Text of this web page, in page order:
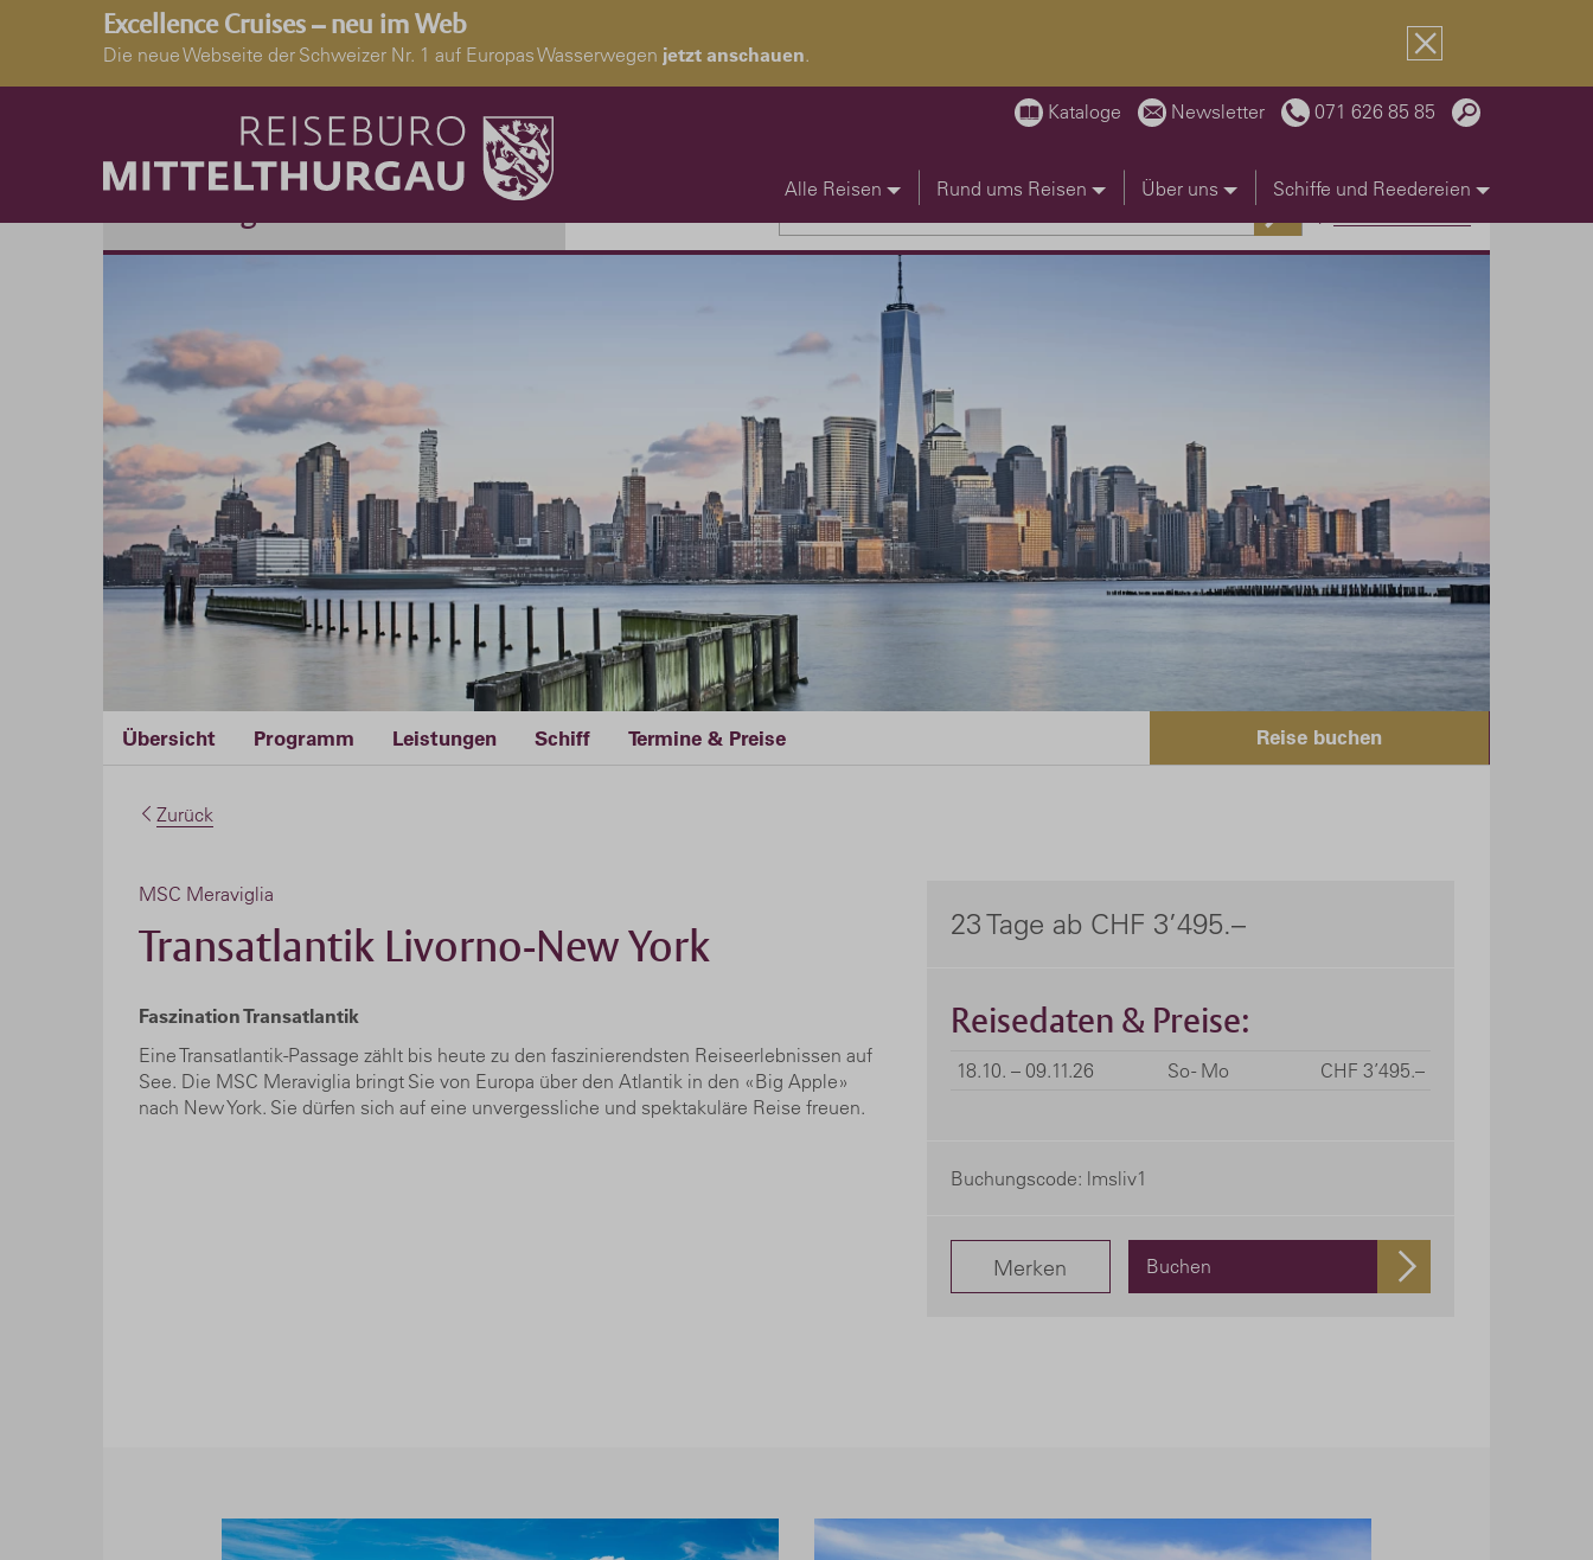
Excellence Cruises – neu im Web
Die neue Webseite der Schweizer Nr. 1 auf Europas Wasserwegen jetzt anschauen.
Kataloge Newsletter 071 626 85 85
Alle Reisen Rund ums Reisen Über uns Schiffe und Reedereien
Übersicht Programm Leistungen Schiff Termine & Preise Reise buchen
Zurück
MSC Meraviglia
Transatlantik Livorno-New York
Faszination Transatlantik
Eine Transatlantik-Passage zählt bis heute zu den faszinierendsten Reiseerlebnissen auf
See. Die MSC Meraviglia bringt Sie von Europa über den Atlantik in den «Big Apple»
nach New York. Sie dürfen sich auf eine unvergessliche und spektakuläre Reise freuen.
23 Tage ab CHF 3’495.–
Reisedaten & Preise:
18.10. – 09.11.26 So - Mo CHF 3’495.–
Buchungscode: lmsliv1
Merken Buchen